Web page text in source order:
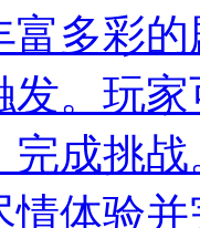
富多彩
发。玩
完成挑
情体验